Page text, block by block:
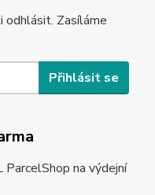
Zasíláme
Přihlásit se
na výdejní